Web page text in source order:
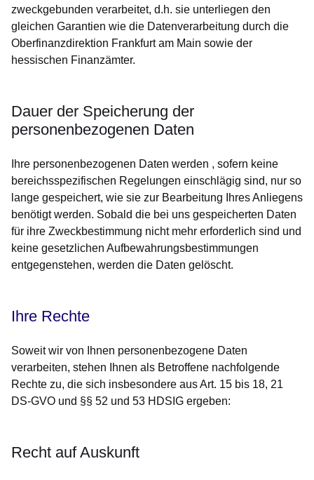
zweckgebunden verarbeitet, d.h. sie unterliegen den
gleichen Garantien wie die Datenverarbeitung durch die
Oberfinanzdirektion Frankfurt am Main sowie der
hessischen Finanzämter.
Dauer der Speicherung der
personenbezogenen Daten
Ihre personenbezogenen Daten werden , sofern keine
bereichsspezifischen Regelungen einschlägig sind, nur so
lange gespeichert, wie sie zur Bearbeitung Ihres Anliegens
benötigt werden. Sobald die bei uns gespeicherten Daten
für ihre Zweckbestimmung nicht mehr erforderlich sind und
keine gesetzlichen Aufbewahrungsbestimmungen
entgegenstehen, werden die Daten gelöscht.
Ihre Rechte
Soweit wir von Ihnen personenbezogene Daten
verarbeiten, stehen Ihnen als Betroffene nachfolgende
Rechte zu, die sich insbesondere aus Art. 15 bis 18, 21
DS-GVO und §§ 52 und 53 HDSIG ergeben:
Recht auf Auskunft